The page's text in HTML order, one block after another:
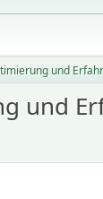
und
und